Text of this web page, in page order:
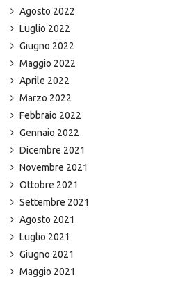
Agosto 2022
Luglio 2022
Giugno 2022
Maggio 2022
Aprile 2022
Marzo 2022
Febbraio 2022
Gennaio 2022
Dicembre 2021
Novembre 2021
Ottobre 2021
Settembre 2021
Agosto 2021
Luglio 2021
Giugno 2021
Maggio 2021